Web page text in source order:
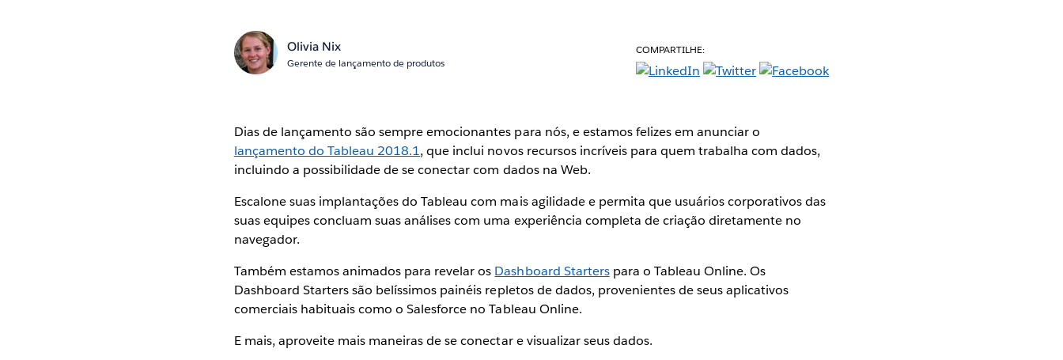
Olivia Nix
Gerente de lançamento de produtos
COMPARTILHE:
Dias de lançamento são sempre emocionantes para nós, e estamos felizes em anunciar o
lançamento do Tableau 2018.1, que inclui novos recursos incríveis para quem trabalha com dados,
incluindo a possibilidade de se conectar com dados na Web.
Escalone suas implantações do Tableau com mais agilidade e permita que usuários corporativos das
suas equipes concluam suas análises com uma experiência completa de criação diretamente no
navegador.
Também estamos animados para revelar os Dashboard Starterspara o Tableau Online. Os
Dashboard Starters são belíssimos painéis repletos de dados, provenientes de seus aplicativos
comerciais habituais como o Salesforce no Tableau Online.
E mais, aproveite mais maneiras de se conectar e visualizar seus dados.